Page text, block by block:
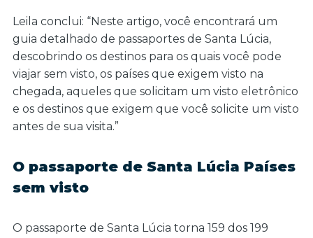
Leila conclui: “Neste artigo, você encontrará um
guia detalhado de passaportes de Santa Lúcia,
descobrindo os destinos para os quais você pode
viajar sem visto, os países que exigem visto na
chegada, aqueles que solicitam um visto eletrônico
e os destinos que exigem que você solicite um visto
antes de sua visita.”
O passaporte de Santa Lúcia Países
sem visto
O passaporte de Santa Lúcia torna 159 dos 199